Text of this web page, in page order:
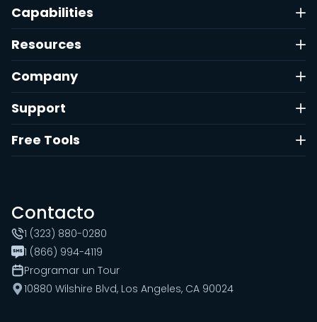
Capabilities
Resources
Company
Support
Free Tools
Contacto
1 (323) 880-0280
1 (866) 994-4119
Programar un Tour
10880 Wilshire Blvd, Los Angeles, CA 90024